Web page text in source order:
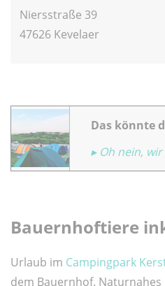
Niersstraße 39
47626 Kevelaer
Das könnte
▸ Oh nein,
Bauernhoftiere
Urlaub im Campingpark
dem Bauernhof.